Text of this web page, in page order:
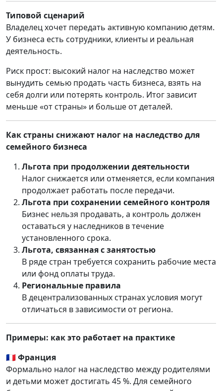
Типовой сценарий
Владелец хочет передать активную компанию детям.
У бизнеса есть сотрудники, клиенты и реальная
деятельность.
Риск прост: высокий налог на наследство может
вынудить семью продать часть бизнеса, взять на
себя долги или потерять контроль. Итог зависит
меньше «от страны» и больше от деталей.
Как страны снижают налог на наследство для
семейного бизнеса
Льгота при продолжении деятельности
Налог снижается или отменяется, если компания
продолжает работать после передачи.
Льгота при сохранении семейного контроля
Бизнес нельзя продавать, а контроль должен
оставаться у наследников в течение
установленного срока.
Льгота, связанная с занятостью
В ряде стран требуется сохранить рабочие места
или фонд оплаты труда.
Региональные правила
В децентрализованных странах условия могут
отличаться в зависимости от региона.
Примеры: как это работает на практике
🇫🇷Франция
Формально налог на наследство между родителями
и детьми может достигать 45 %. Для семейного